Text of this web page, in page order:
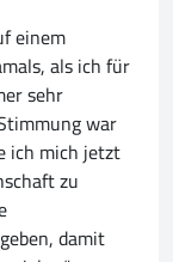
einem
als ich für
sehr
war
ich mich jetzt
zu
damit